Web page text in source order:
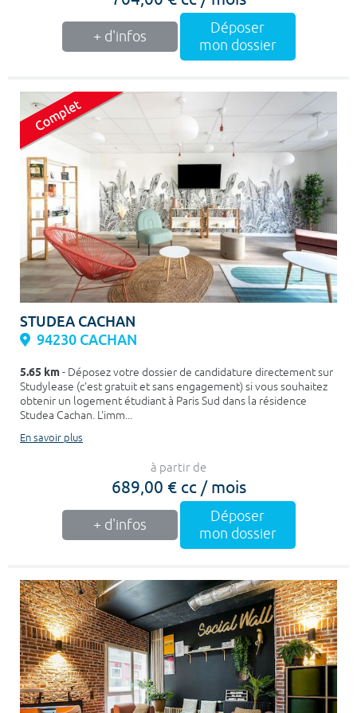
+ d'infos
Déposer
mon dossier
STUDEA CACHAN
94230 CACHAN
5.65 km- Déposez votre dossier de candidature directement sur
Studylease (c'est gratuit et sans engagement) si vous souhaitez
obtenir un logement étudiant à Paris Sud dans la résidence
Studea Cachan. L'imm...
En savoir plus
à partir de
689,00 € cc / mois
+ d'infos
Déposer
mon dossier